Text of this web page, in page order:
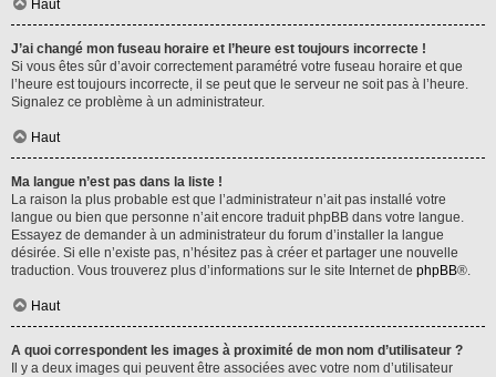
Haut
J’ai changé mon fuseau horaire et l’heure est toujours incorrecte !
Si vous êtes sûr d’avoir correctement paramétré votre fuseau horaire et que
l’heure est toujours incorrecte, il se peut que le serveur ne soit pas à l’heure.
Signalez ce problème à un administrateur.
Haut
Ma langue n’est pas dans la liste !
La raison la plus probable est que l’administrateur n’ait pas installé votre
langue ou bien que personne n’ait encore traduit phpBB dans votre langue.
Essayez de demander à un administrateur du forum d’installer la langue
désirée. Si elle n’existe pas, n’hésitez pas à créer et partager une nouvelle
traduction. Vous trouverez plus d’informations sur le site Internet de phpBB®.
Haut
A quoi correspondent les images à proximité de mon nom d’utilisateur ?
Il y a deux images qui peuvent être associées avec votre nom d’utilisateur